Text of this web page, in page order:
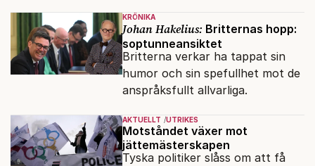
KRÖNIKA
Johan Hakelius: Britternas hopp:
soptunneansiktet
Britterna verkar ha tappat sin
humor och sin spefullhet mot de
anspråksfullt allvarliga.
AKTUELLT UTRIKES
Motståndet växer mot
jättemästerskapen
Tyska politiker slåss om att få